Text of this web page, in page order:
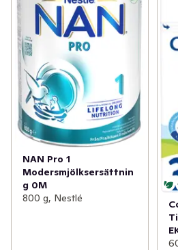
NAN Pro 1
Modersmjölksersättnin
g 0M
800 g, Nestlé